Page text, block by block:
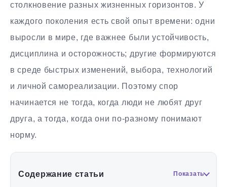
столкновение разных жизненных горизонтов. У
каждого поколения есть свой опыт времени: одни
выросли в мире, где важнее были устойчивость,
дисциплина и осторожность; другие формируются
в среде быстрых изменений, выбора, технологий
и личной самореализации. Поэтому спор
начинается не тогда, когда люди не любят друг
друга, а тогда, когда они по-разному понимают
норму.
Содержание статьи Показать